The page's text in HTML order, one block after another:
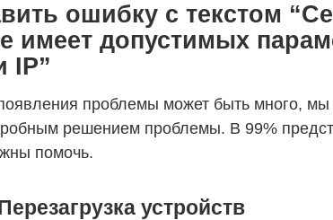
ошибку с текстом
имеет допустимых
IP”
проблемы может быть много, мы
решением проблемы. В 99%
помочь.
устройств